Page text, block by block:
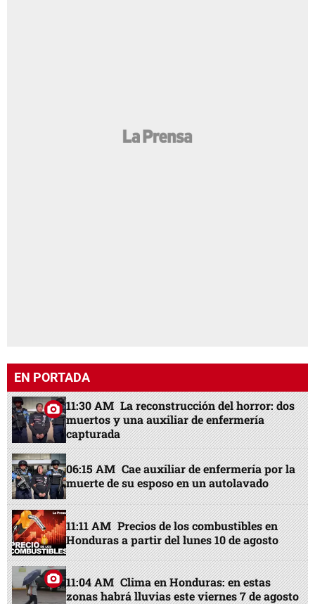
EN PORTADA
11:30 AM La reconstrucción del horror: dos
muertos y una auxiliar de enfermería
capturada
06:15 AM Cae auxiliar de enfermería por la
muerte de su esposo en un autolavado
11:11 AM Precios de los combustibles en
Honduras a partir del lunes 10 de agosto
11:04 AM Clima en Honduras: en estas
zonas habrá lluvias este viernes 7 de agosto